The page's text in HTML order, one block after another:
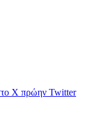
X πρώην Twitter